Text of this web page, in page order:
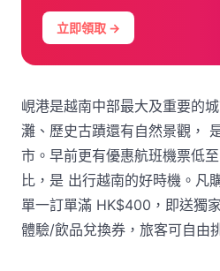
立即領取 →
峴港是越南中部最大及重要的
灘、歷史古蹟還有自然景觀，
市。早前更有優惠航班機票低
比，是 出行越南的好時機。凡
單一訂單滿 HK$400，即送獨
體驗/飲品兌換券，旅客可自由